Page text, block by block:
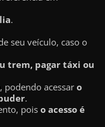
.
seu veículo, caso o
trem, pagar táxi ou
podendo acessaro
.
poiso acesso é